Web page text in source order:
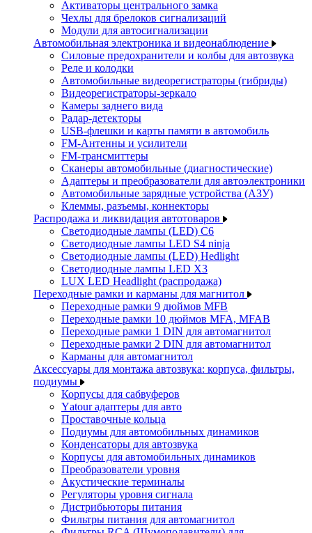
Активаторы центрального замка
Чехлы для брелоков сигнализаций
Модули для автосигнализации
Автомобильная электроника и видеонаблюдение
Силовые предохранители и колбы для автозвука
Реле и колодки
Автомобильные видеорегистраторы (гибриды)
Видеорегистраторы-зеркало
Камеры заднего вида
Радар-детекторы
USB-флешки и карты памяти в автомобиль
FM-Антенны и усилители
FM-трансмиттеры
Сканеры автомобильные (диагностические)
Адаптеры и преобразователи для автоэлектроники
Автомобильные зарядные устройства (АЗУ)
Клеммы, разъемы, коннекторы
Распродажа и ликвидация автотоваров
Светодиодные лампы (LED) C6
Светодиодные лампы LED S4 ninja
Светодиодные лампы (LED) Hedlight
Светодиодные лампы LED X3
LUX LED Headlight (распродажа)
Переходные рамки и карманы для магнитол
Переходные рамки 9 дюймов MFB
Переходные рамки 10 дюймов MFA, MFAB
Переходные рамки 1 DIN для автомагнитол
Переходные рамки 2 DIN для автомагнитол
Карманы для автомагнитол
Аксессуары для монтажа автозвука: корпуса, фильтры,
подиумы
Корпусы для сабвуферов
Yаtour адаптеры для авто
Проставочные кольца
Подиумы для автомобильных динамиков
Конденсаторы для автозвука
Корпусы для автомобильных динамиков
Преобразователи уровня
Акустические терминалы
Регуляторы уровня сигнала
Дистрибьюторы питания
Фильтры питания для автомагнитол